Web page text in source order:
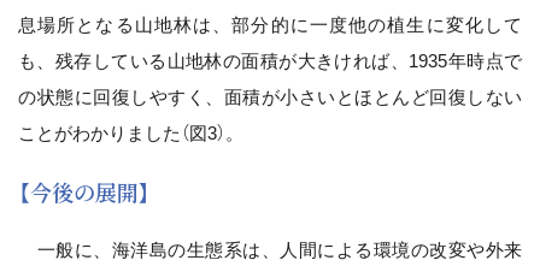
息場所となる山地林は、部分的に一度他の植生に変化して
も、残存している山地林の面積が大きければ、1935年時点で
の状態に回復しやすく、面積が小さいとほとんど回復しない
ことがわかりました（図3）。
【今後の展開】
一般に、海洋島の生態系は、人間による環境の改変や外来